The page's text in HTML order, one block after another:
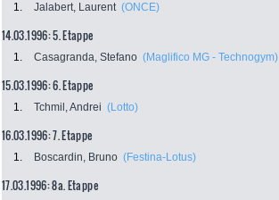
1. Jalabert, Laurent (ONCE)
14.03.1996: 5. Etappe
1. Casagranda, Stefano (Maglifico MG - Technogym)
15.03.1996: 6. Etappe
1. Tchmil, Andrei (Lotto)
16.03.1996: 7. Etappe
1. Boscardin, Bruno (Festina-Lotus)
17.03.1996: 8a. Etappe